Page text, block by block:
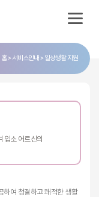
홈 서비스안내 일상생활 지원
입소 어르신의
하여 청결하고 쾌적한 생활